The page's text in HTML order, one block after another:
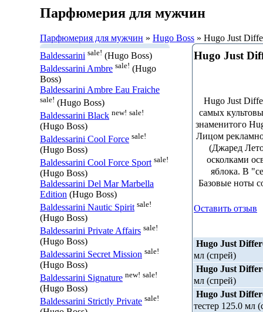
Парфюмерия для мужчин
Парфюмерия для мужчин » Hugo Boss » Hugo Just
Baldessarini sale! (Hugo Boss)
Baldessarini Ambre sale! (Hugo
Boss)
Baldessarini Ambre Eau Fraiche
sale! (Hugo Boss)
Baldessarini Black new! sale!
(Hugo Boss)
Baldessarini Cool Force sale!
(Hugo Boss)
Baldessarini Cool Force Sport sale!
(Hugo Boss)
Baldessarini Del Mar Marbella
Edition (Hugo Boss)
Baldessarini Nautic Spirit sale!
(Hugo Boss)
Baldessarini Private Affairs sale!
(Hugo Boss)
Baldessarini Secret Mission sale!
(Hugo Boss)
Baldessarini Signature new! sale!
(Hugo Boss)
Baldessarini Strictly Private sale!
Hugo Just
Hugo Just
самых
знаменитого
Лицом
(Джаред
осколками
яблока. В
Базовые ноты
Оставить отзыв
Hugo Just
мл (спрей)
Hugo Just
мл (спрей)
Hugo Just
тестер 125.0 мл